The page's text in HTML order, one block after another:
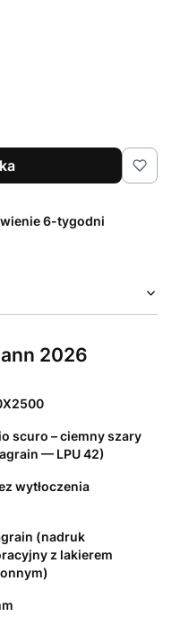
6-tygodni
2026
scuro – ciemny szary
— LPU 42)
wytłoczenia
(nadruk
z lakierem